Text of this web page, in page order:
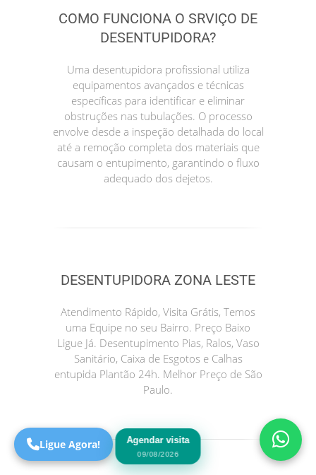
COMO FUNCIONA O SRVIÇO DE
DESENTUPIDORA?
Uma desentupidora profissional utiliza
equipamentos avançados e técnicas
específicas para identificar e eliminar
obstruções nas tubulações. O processo
envolve desde a inspeção detalhada do local
até a remoção completa dos materiais que
causam o entupimento, garantindo o fluxo
adequado dos dejetos.
DESENTUPIDORA ZONA LESTE
Atendimento Rápido, Visita Grátis, Temos
uma Equipe no seu Bairro. Preço Baixo
Ligue Já. Desentupimento Pias, Ralos, Vaso
Sanitário, Caixa de Esgotos e Calhas
entupida Plantão 24h. Melhor Preço de São
Paulo.
Agendar visita
09/08/2026
Precisa de Ajuda?
Online
São Paulo! Precisa de
ajuda?
Ligue Agora!